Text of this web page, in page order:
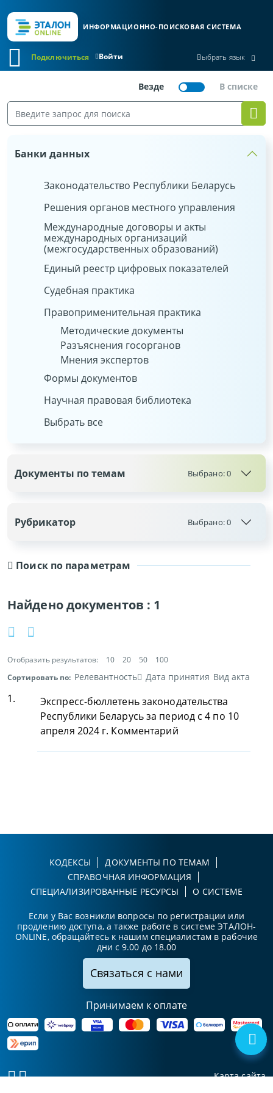
ИНФОРМАЦИОННО-ПОИСКОВАЯ СИСТЕМА
Войти
Подключиться Выбрать язык
Поиск по параметрам
Найдено документов : 1
Отобразить результатов: 10 20 50
100
Сортировать по: Релевантность Дата принятия Вид акта
1.
Экспресс-бюллетень законодательства
Республики Беларусь за период с 4 по 10
апреля 2024 г. Комментарий
Банки данных
Законодательство Республики Беларусь
Решения органов местного управления
Международные договоры и акты
международных организаций
(межгосударственных образований)
Единый реестр цифровых показателей
Судебная практика
Правоприменительная практика
Методические документы
Разъяснения госорганов
Мнения экспертов
Формы документов
Научная правовая библиотека
Выбрать все
Документы по темам Выбрано:0
Рубрикатор Выбрано:0
КОДЕКСЫ
ДОКУМЕНТЫ ПО ТЕМАМ
СПРАВОЧНАЯ ИНФОРМАЦИЯ
СПЕЦИАЛИЗИРОВАННЫЕ РЕСУРСЫ
О СИСТЕМЕ
Если у Вас возникли вопросы по регистрации или
продлению доступа, а также работе в системе ЭТАЛОН-
ONLINE, обращайтесь к нашим специалистам в рабочие
дни с 9.00 до 18.00
Связаться с нами
Принимаем к оплате
Карта сайта